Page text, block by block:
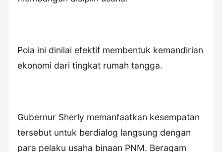
Pola ini dinilai efektif membentuk kemandirian
ekonomi dari tingkat rumah tangga.
Gubernur Sherly memanfaatkan kesempatan
tersebut untuk berdialog langsung dengan
para pelaku usaha binaan PNM. Beragam